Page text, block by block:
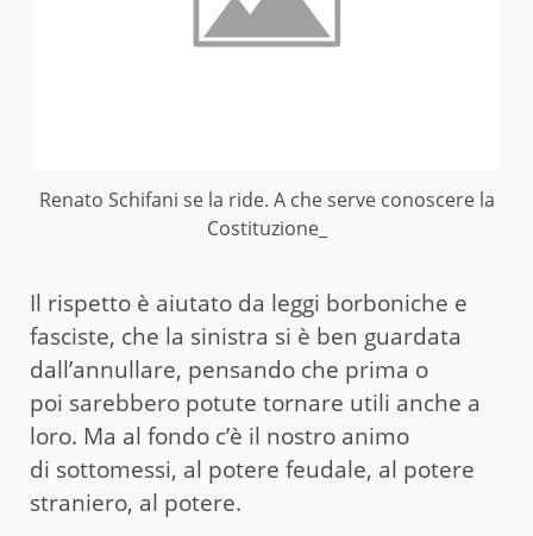
Renato Schifani se la ride. A che serve conoscere la
Costituzione_
Il rispetto è aiutato da leggi borboniche e
fasciste, che la sinistra si è ben guardata
dall’annullare, pensando che prima o
poi sarebbero potute tornare utili anche a
loro. Ma al fondo c’è il nostro animo
di sottomessi, al potere feudale, al potere
straniero, al potere.